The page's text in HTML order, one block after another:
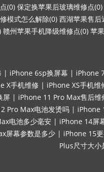
(0) 保定换苹果后玻璃维修点(0)
模式怎么解除(0) 西湖苹果售后
赣州苹果手机降级维修点(0) 苹
| iPhone 6sp换屏幕 | iPhone
X手机维修 | iPhone XS手机维
屏 | iPhone 11 Pro Max售后维
Pro Max电池发烫吗 | iPhone
电池多少毫安 | iPhone 14屏
屏幕参数是多少 | iPhone 15
Plus尺寸大小